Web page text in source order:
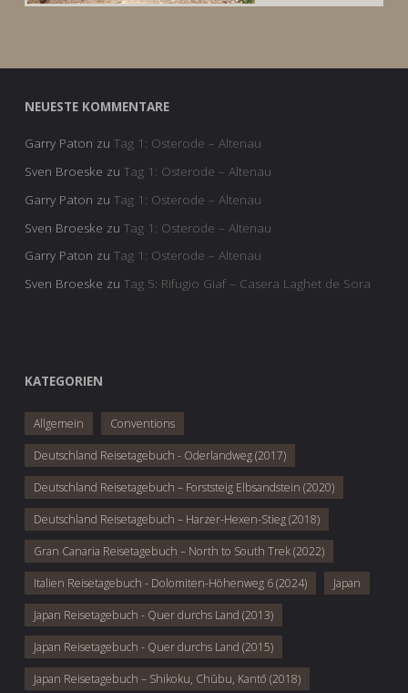
NEUESTE KOMMENTARE
Garry Paton zu Tag 1: Osterode – Altenau
Sven Broeske zu Tag 1: Osterode – Altenau
Garry Paton zu Tag 1: Osterode – Altenau
Sven Broeske zu Tag 1: Osterode – Altenau
Garry Paton zu Tag 1: Osterode – Altenau
Sven Broeske zu Tag 5: Rifugio Giaf – Casera Laghet de Sora
KATEGORIEN
Allgemein Conventions
Deutschland Reisetagebuch - Oderlandweg (2017)
Deutschland Reisetagebuch – Forststeig Elbsandstein (2020)
Deutschland Reisetagebuch – Harzer-Hexen-Stieg (2018)
Gran Canaria Reisetagebuch – North to South Trek (2022)
Italien Reisetagebuch - Dolomiten-Höhenweg 6 (2024) Japan
Japan Reisetagebuch - Quer durchs Land (2013)
Japan Reisetagebuch - Quer durchs Land (2015)
Japan Reisetagebuch – Shikoku, Chūbu, Kantō (2018)